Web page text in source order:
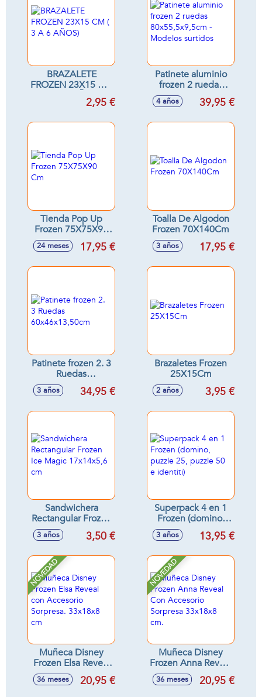
BRAZALETE
FROZEN 23X15 CM
( 3 A 6 AÑOS)2,95 €
Patinete aluminio
frozen 2 ruedas
80x55,5x9,5cm -
Modelos surtidos
4 años 39,95 €
Tienda Pop Up
Frozen 75X75X90
Cm
24 meses 17,95 €
Toalla De Algodon
Frozen 70X140Cm
3 años 17,95 €
Patinete frozen 2. 3
Ruedas
60x46x13,50cm
3 años 34,95 €
Brazaletes Frozen
25X15Cm
2 años 3,95 €
Sandwichera
Rectangular Frozen
Ice Magic
17x14x5,6 cm
3 años 3,50 €
Superpack 4 en 1
Frozen (domino,
puzzle 25, puzzle
50 e identiti)
3 años 13,95 €
NOVEDAD
Muñeca Disney
Frozen Elsa Reveal
con Accesorio
Sorpresa. 33x18x8
36 meses 20,95 €
NOVEDAD
Muñeca Disney
Frozen Anna Reveal
Con Accesorio
Sorpresa 33x18x8
36 meses 20,95 €